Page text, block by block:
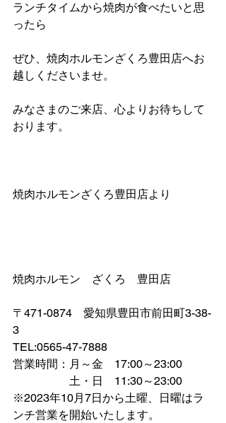
ランチタイムから焼肉が食べたいと思
ったら
ぜひ、焼肉ホルモンざくろ豊田店へお
越しくださいませ。
みなさまのご来店、心よりお待ちして
おります。
焼肉ホルモンざくろ豊田店より
焼肉ホルモン　ざくろ　豊田店
〒471-0874　愛知県豊田市前田町3-38-
3
​TEL:0565-47-7888
営業時間：月～金　17:00～23:00
土・日　11:30～23:00
※2023年10月7日から土曜、日曜はラ
ンチ営業を開始いたします。